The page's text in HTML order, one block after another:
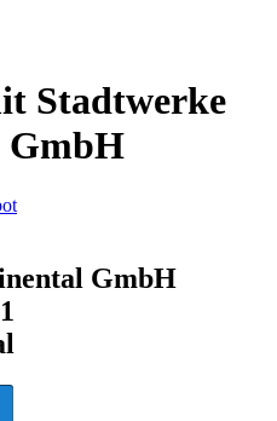
Stadtwerke
GmbH
GmbH